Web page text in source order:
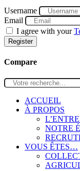
Username
Email
I agree with your
Register
Compare
ACCUEIL
À PROPOS
NOTRE
VOUS ÊTES…